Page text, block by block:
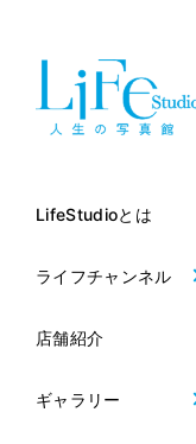
LifeStudioとは
ライフチャンネル
店舗紹介
ギャラリー